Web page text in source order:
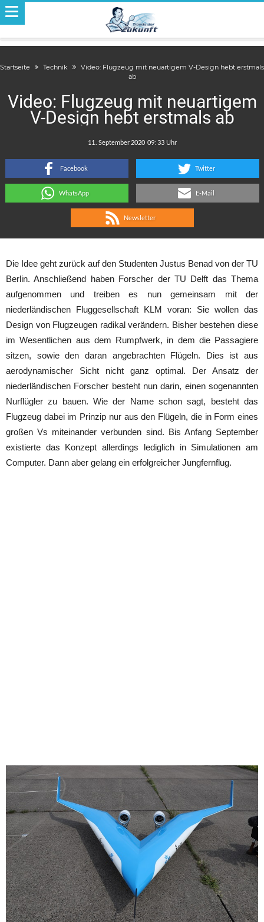
Startseite Technik
Video: Flugzeug mit neuartigem V-Design hebt erstmals
ab
Video: Flugzeug mit neuartigem
V-Design hebt erstmals ab
:
Facebook Twitter
WhatsApp E-Mail
Newsletter
Die Idee geht zurück auf den Studenten Justus Benad von der TU
Berlin. Anschließend haben Forscher der TU Delft das Thema
aufgenommen und treiben es nun gemeinsam mit der
niederländischen Fluggesellschaft KLM voran: Sie wollen das
Design von Flugzeugen radikal verändern. Bisher bestehen diese
im Wesentlichen aus dem Rumpfwerk, in dem die Passagiere
sitzen, sowie den daran angebrachten Flügeln. Dies ist aus
aerodynamischer Sicht nicht ganz optimal. Der Ansatz der
niederländischen Forscher besteht nun darin, einen sogenannten
Nurflügler zu bauen. Wie der Name schon sagt, besteht das
Flugzeug dabei im Prinzip nur aus den Flügeln, die in Form eines
großen Vs miteinander verbunden sind. Bis Anfang September
existierte das Konzept allerdings lediglich in Simulationen am
Computer. Dann aber gelang ein erfolgreicher Jungfernflug.